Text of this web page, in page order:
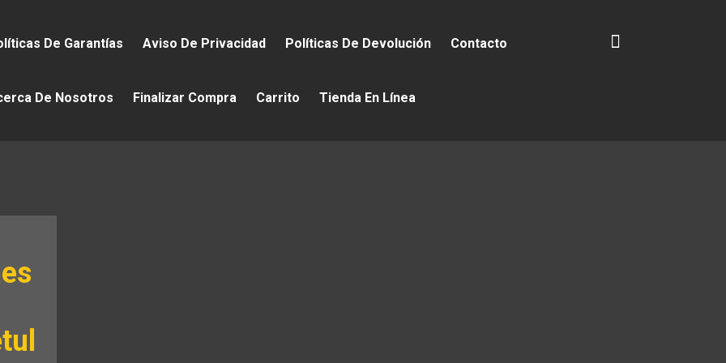
De Garantías Aviso De Privacidad Políticas De Devolución Contacto
De Nosotros Finalizar Compra Carrito Tienda En Línea